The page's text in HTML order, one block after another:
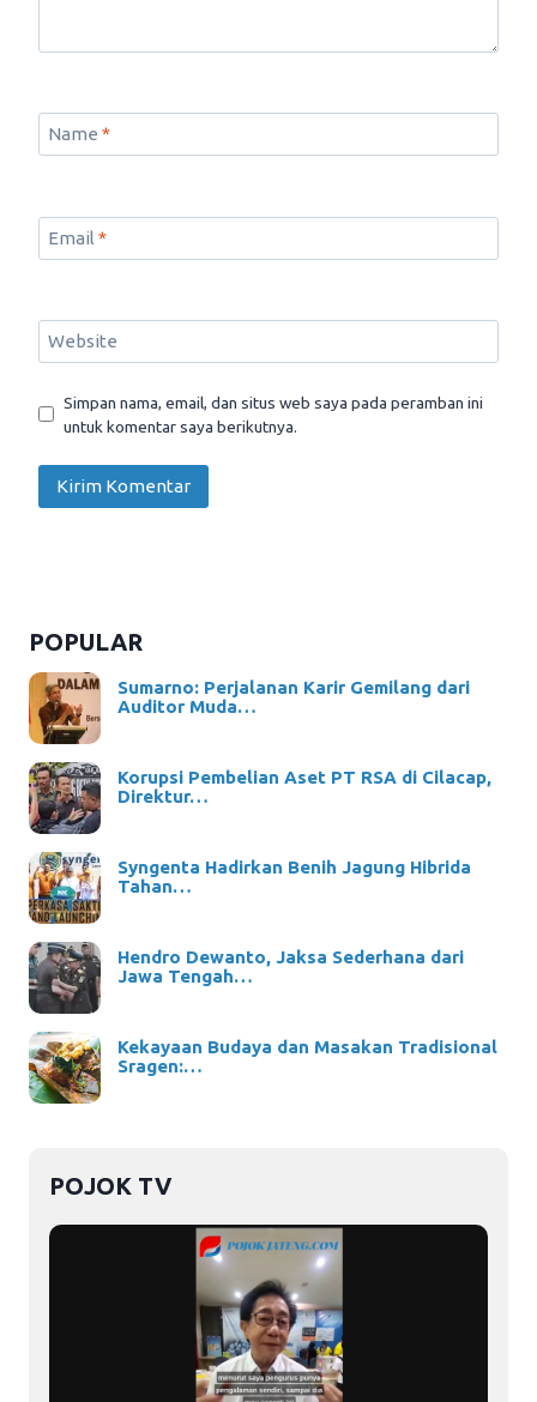
Name *
Email *
Website
Simpan nama, email, dan situs web saya pada peramban ini
untuk komentar saya berikutnya.
POPULAR
Sumarno: Perjalanan Karir Gemilang dari
Auditor Muda…
Korupsi Pembelian Aset PT RSA di Cilacap,
Direktur…
Syngenta Hadirkan Benih Jagung Hibrida
Tahan…
Hendro Dewanto, Jaksa Sederhana dari
Jawa Tengah…
Kekayaan Budaya dan Masakan Tradisional
Sragen:…
POJOK TV